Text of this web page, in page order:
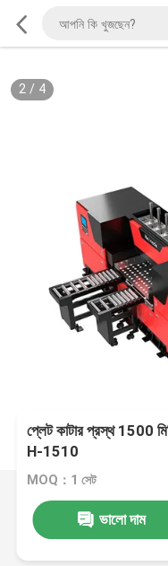
2/ 4
প্লেট কাটার প্রস্থ 1500
H-1510
MOQ：1 সেট
ভালো দাম